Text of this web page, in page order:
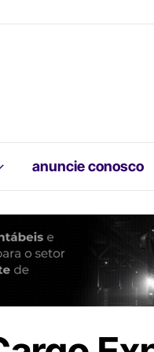
anuncie conosco